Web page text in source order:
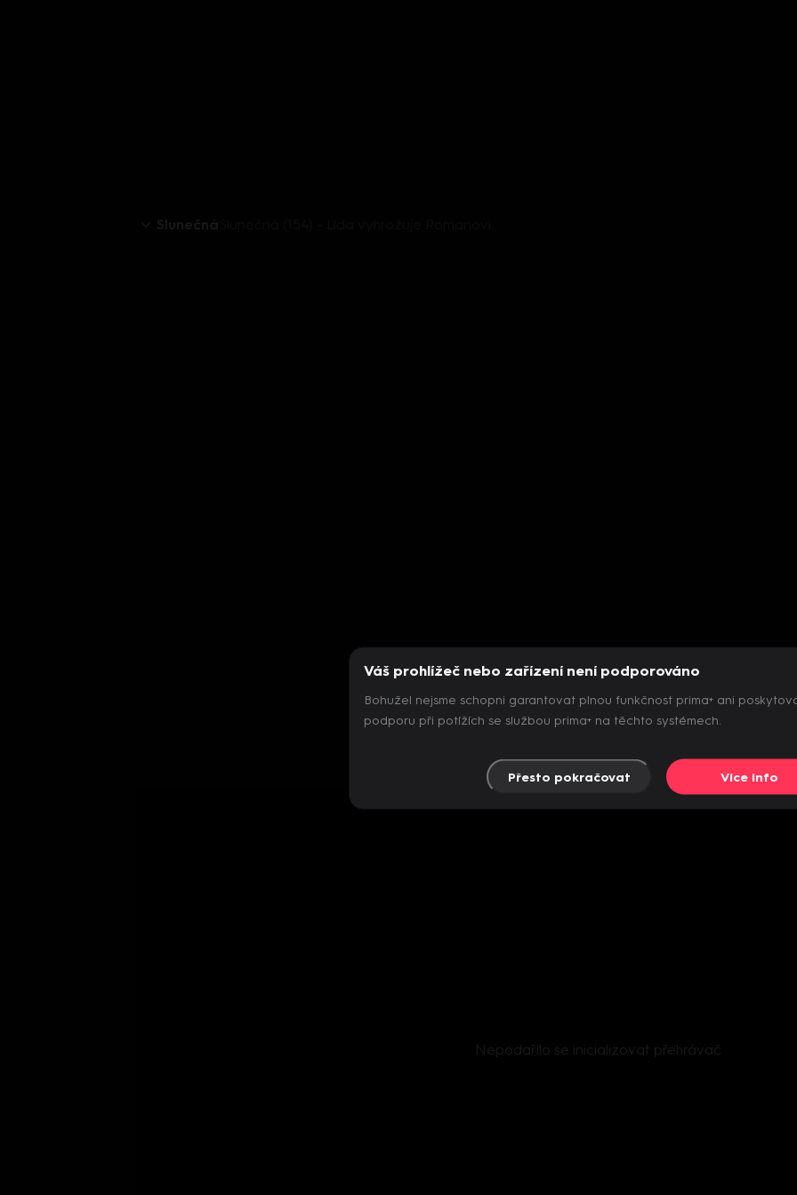
Nepodařilo se inicializovat přehrávač
Váš prohlížeč nebo zařízení není podporováno
Bohužel nejsme schopni garantovat plnou funkčnost prima+ ani
podporu při potížích se službou prima+ na těchto systémech.
Přesto pokračovat Více info